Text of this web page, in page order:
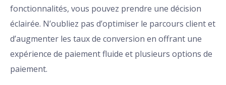
fonctionnalités, vous pouvez prendre une décision
éclairée. N’oubliez pas d’optimiser le parcours client et
d’augmenter les taux de conversion en offrant une
expérience de paiement fluide et plusieurs options de
paiement.